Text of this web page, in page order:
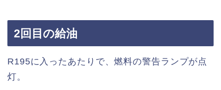
2回目の給油
R195に入ったあたりで、燃料の警告ランプが点
灯。